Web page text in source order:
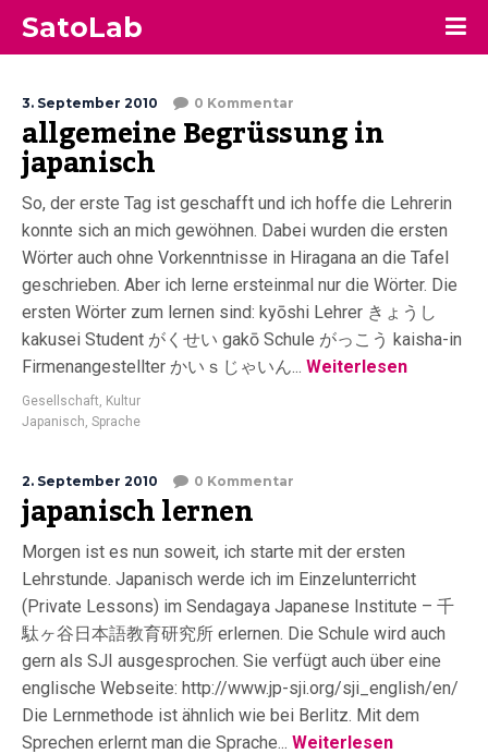
SatoLab
3. September 2010 0 Kommentar
allgemeine Begrüssung in
japanisch
So, der erste Tag ist geschafft und ich hoffe die Lehrerin
konnte sich an mich gewöhnen. Dabei wurden die ersten
Wörter auch ohne Vorkenntnisse in Hiragana an die Tafel
geschrieben. Aber ich lerne ersteinmal nur die Wörter. Die
ersten Wörter zum lernen sind: kyōshi Lehrer きょうし
kakusei Student がくせい gakō Schule がっこう kaisha-in
Firmenangestellter かいｓじゃいん... Weiterlesen
Gesellschaft, Kultur
Japanisch, Sprache
2. September 2010 0 Kommentar
japanisch lernen
Morgen ist es nun soweit, ich starte mit der ersten
Lehrstunde. Japanisch werde ich im Einzelunterricht
(Private Lessons) im Sendagaya Japanese Institute – 千
駄ヶ谷日本語教育研究所 erlernen. Die Schule wird auch
gern als SJI ausgesprochen. Sie verfügt auch über eine
englische Webseite: http://www.jp-sji.org/sji_english/en/
Die Lernmethode ist ähnlich wie bei Berlitz. Mit dem
Sprechen erlernt man die Sprache... Weiterlesen